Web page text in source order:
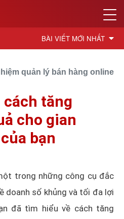
BÀI VIẾT MỚI NHẤT
quản lý bán hàng online
tăng
cho gian
bạn
trong những công cụ đắc
doanh số khủng và tối đa lợi
đã tìm hiểu về cách tăng